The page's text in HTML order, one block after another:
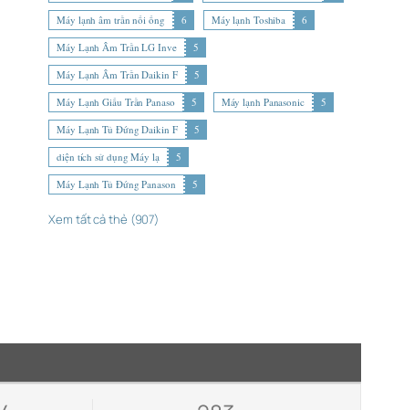
Máy lạnh âm trần nối ống
6 Máy lạnh Toshiba
6
Máy Lạnh Âm Trần LG Inve
5
Máy Lạnh Âm Trần Daikin F
5
Máy Lạnh Giấu Trần Panaso
5 Máy lạnh Panasonic
5
Máy Lạnh Tủ Đứng Daikin F
5
diện tích sử dụng Máy lạ
5
Máy Lạnh Tủ Đứng Panason
5
Xem tất cả thẻ (907)